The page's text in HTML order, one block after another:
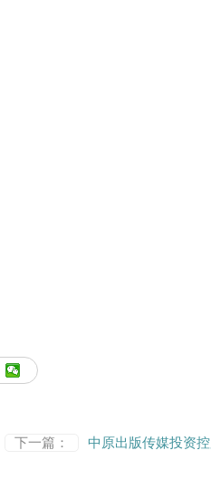
下一篇： 中原出版传媒投资